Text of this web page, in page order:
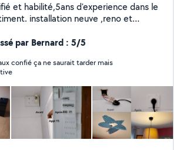
et habilité,5ans d'experience dans le
installation neuve ,reno et
(isolation, faux plafonds cloisons..)
par Bernard : 5/5
confié ça ne saurait tarder mais